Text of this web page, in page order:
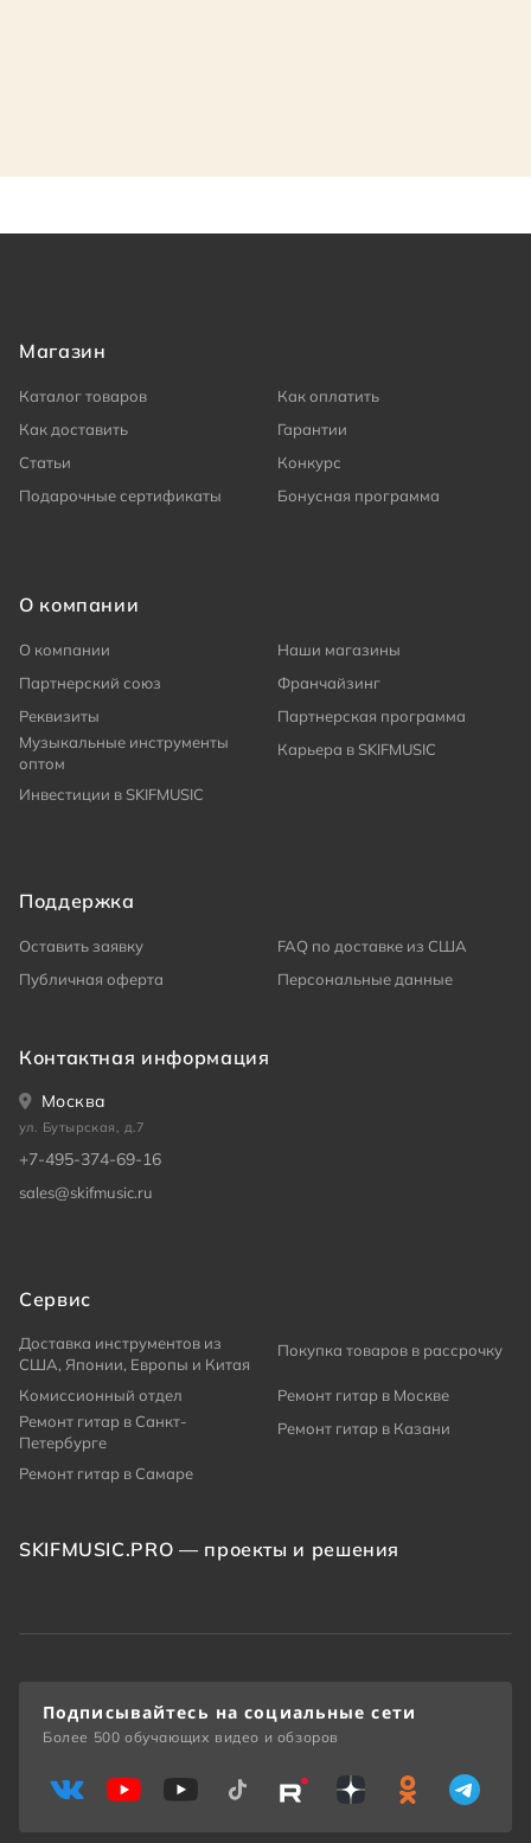
Магазин
Каталог товаров
Как оплатить
Как доставить
Гарантии
Статьи
Конкурс
Подарочные сертификаты
Бонусная программа
О компании
О компании
Наши магазины
Партнерский союз
Франчайзинг
Реквизиты
Партнерская программа
Музыкальные инструменты
оптом
Карьера в SKIFMUSIC
Инвестиции в SKIFMUSIC
Поддержка
Оставить заявку
FAQ по доставке из США
Публичная оферта
Персональные данные
Контактная информация
Москва
ул. Бутырская, д.7
+7-495-374-69-16
sales@skifmusic.ru
Сервис
Доставка инструментов из
США, Японии, Европы и Китая
Покупка товаров в рассрочку
Комиссионный отдел
Ремонт гитар в Москве
Ремонт гитар в Санкт-
Петербурге
Ремонт гитар в Казани
Ремонт гитар в Самаре
SKIFMUSIC.PRO — проекты и решения
Подписывайтесь на социальные сети
Более 500 обучающих видео и обзоров